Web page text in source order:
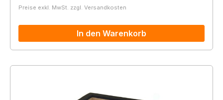
Preise exkl. MwSt. zzgl. Versandkosten
In den Warenkorb